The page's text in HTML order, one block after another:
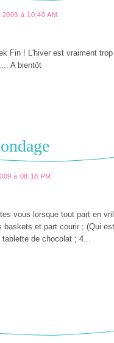
à 10:40 AM
Fin ! L'hiver est vraiment
A bientôt
à 08:18 PM
vous lorsque tout part en
et part courir ; (Qui
de chocolat ; 4...